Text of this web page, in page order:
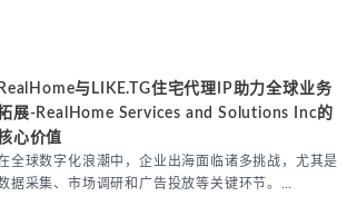
RealHome与LIKE.TG住宅代理IP助力全球业务
展-RealHome Services and Solutions Inc的
心价值
全球数字化浪潮中，企业出海面临诸多挑战，尤其是
据采集、市场调研和广告投放等关键环节。